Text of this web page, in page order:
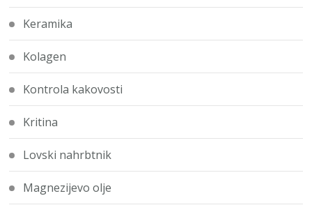
Keramika
Kolagen
Kontrola kakovosti
Kritina
Lovski nahrbtnik
Magnezijevo olje